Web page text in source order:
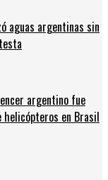
aguas argentinas sin
argentino fue
helicópteros en Brasil